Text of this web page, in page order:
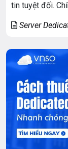
tin tuyệt đối.
cần hiệu suất
Server